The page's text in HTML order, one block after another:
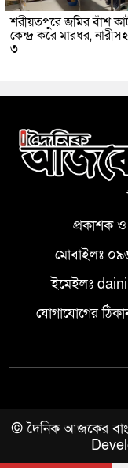
শরীয়তপুরে জমির বাঁশ
কেন্দ্র করে মারধর,
৩
প্রকাশক
মোবাইলঃ
ইমেইলঃ
যোগাযোগের
© দৈনিক আজকের